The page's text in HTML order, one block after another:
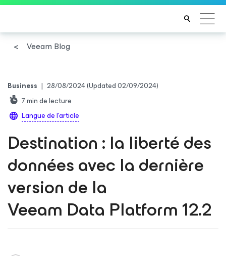
Veeam Blog
Business | 28/08/2024(Updated 02/09/2024)
7min de lecture
Langue de l'article
Destination : la liberté des
données avec la dernière
version de la
Veeam Data Platform 12.2